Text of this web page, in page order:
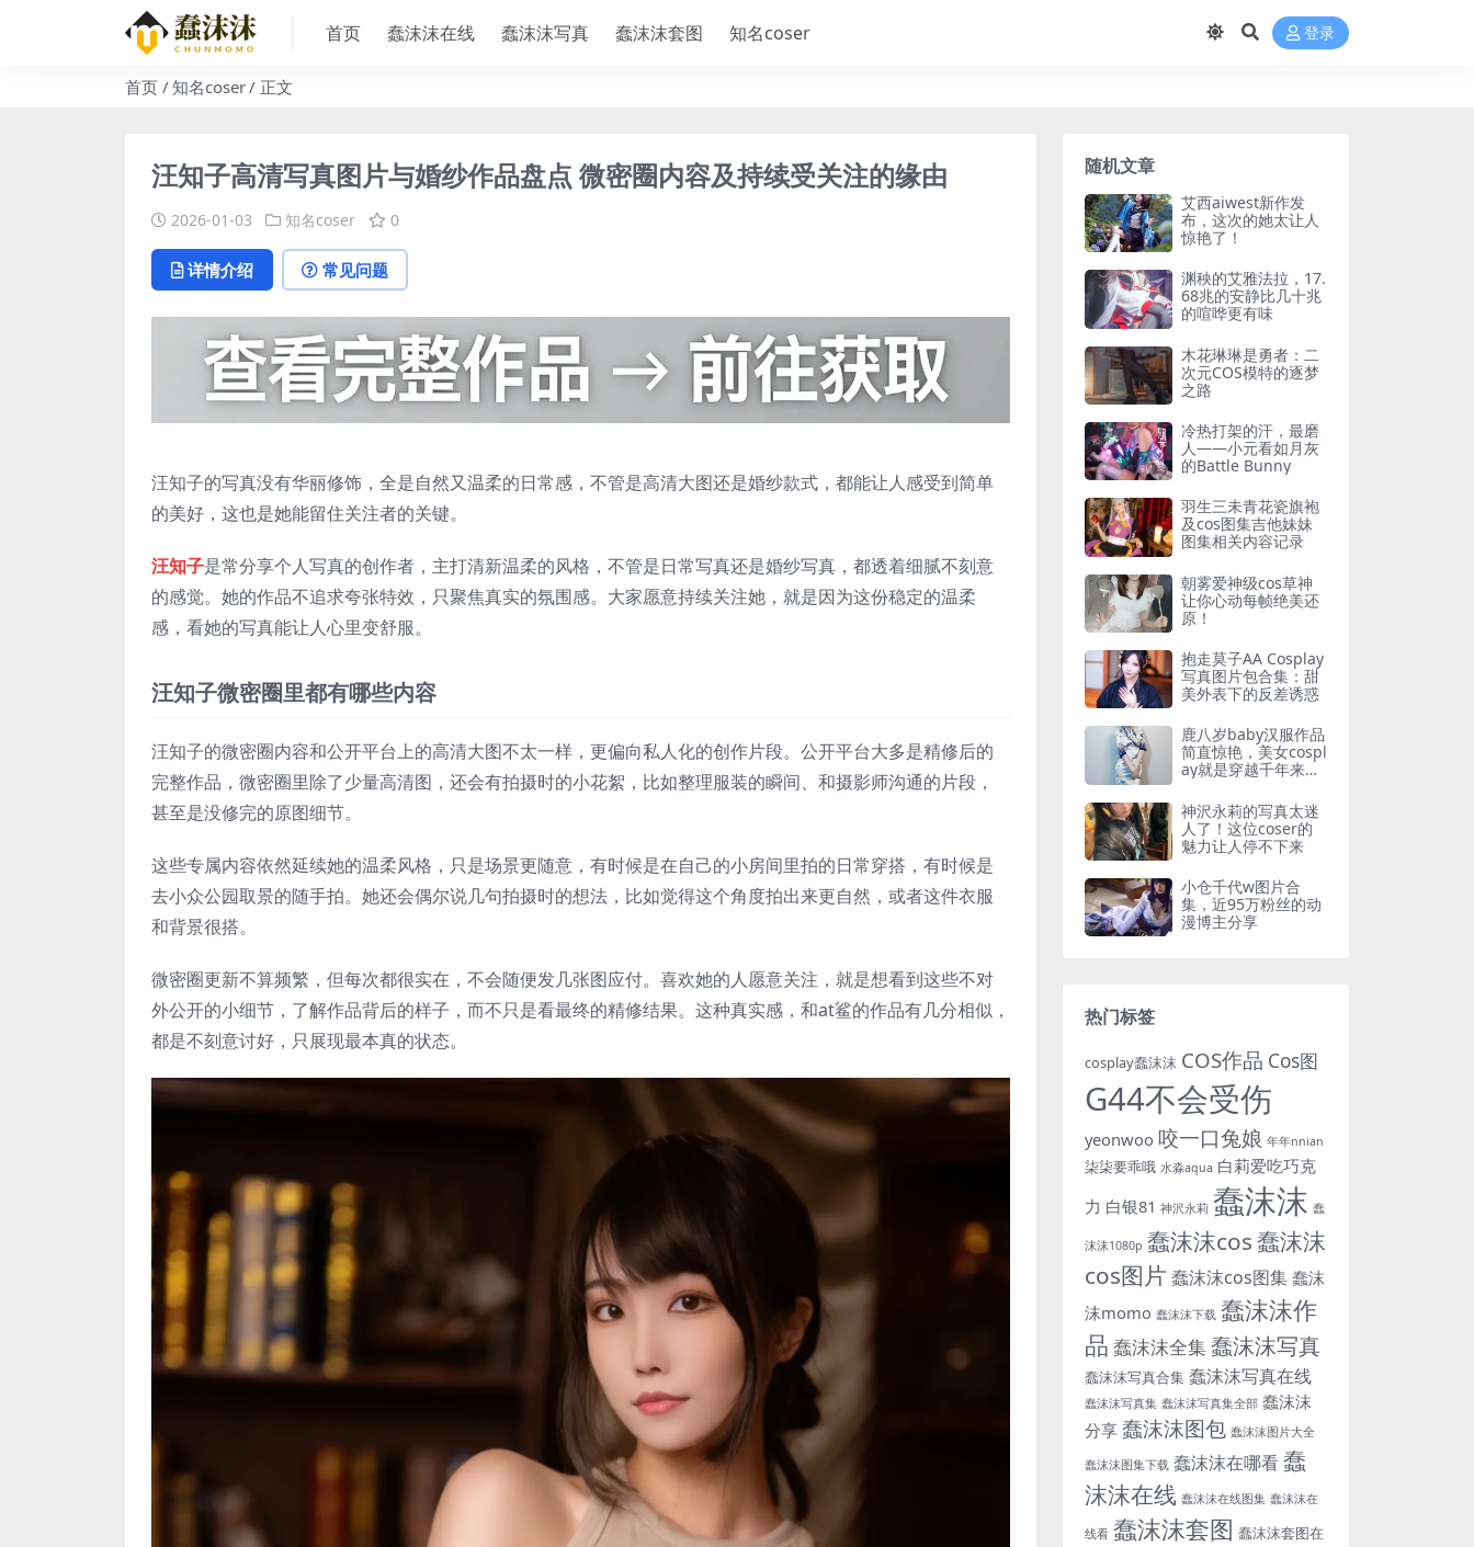
首页 蠢沫沫在线 蠢沫沫写真 蠢沫沫套图 知名coser 登录
首页 知名coser 正文
汪知子高清写真图片与婚纱作品盘点 微密圈内容及持续受关注的缘由
2026-01-03 知名coser 0
详情介绍 常见问题
汪知子的写真没有华丽修饰，全是自然又温柔的日常感，不管是高清大图还是婚纱款式，都能让人感受到简单
的美好，这也是她能留住关注者的关键。
汪知子是常分享个人写真的创作者，主打清新温柔的风格，不管是日常写真还是婚纱写真，都透着细腻不刻意
的感觉。她的作品不追求夸张特效，只聚焦真实的氛围感。大家愿意持续关注她，就是因为这份稳定的温柔
感，看她的写真能让人心里变舒服。
汪知子微密圈里都有哪些内容
汪知子的微密圈内容和公开平台上的高清大图不太一样，更偏向私人化的创作片段。公开平台大多是精修后的
完整作品，微密圈里除了少量高清图，还会有拍摄时的小花絮，比如整理服装的瞬间、和摄影师沟通的片段，
甚至是没修完的原图细节。
这些专属内容依然延续她的温柔风格，只是场景更随意，有时候是在自己的小房间里拍的日常穿搭，有时候是
去小众公园取景的随手拍。她还会偶尔说几句拍摄时的想法，比如觉得这个角度拍出来更自然，或者这件衣服
和背景很搭。
微密圈更新不算频繁，但每次都很实在，不会随便发几张图应付。喜欢她的人愿意关注，就是想看到这些不对
外公开的小细节，了解作品背后的样子，而不只是看最终的精修结果。这种真实感，和at鲨的作品有几分相似，
都是不刻意讨好，只展现最本真的状态。
随机文章
艾西aiwest新作发
布，这次的她太让人
惊艳了！
渊秧的艾雅法拉，17.
68兆的安静比几十兆
的喧哗更有味
木花琳琳是勇者：二
次元COS模特的逐梦
之路
冷热打架的汗，最磨
人——小元看如月灰
的Battle Bunny
羽生三未青花瓷旗袍
及cos图集吉他妹妹
图集相关内容记录
朝雾爱神级cos草神
让你心动每帧绝美还
原！
抱走莫子AA Cosplay
写真图片包合集：甜
美外表下的反差诱惑
鹿八岁baby汉服作品
简直惊艳，美女cospl
ay就是穿越千年来的
神沢永莉的写真太迷
人了！这位coser的
魅力让人停不下来
小仓千代w图片合
集，近95万粉丝的动
漫博主分享
热门标签
cosplay蠢沫沫 COS作品 Cos图
G44不会受伤
yeonwoo 咬一口兔娘 年年nnian
柒柒要乖哦 水淼aqua 白莉爱吃巧克
力 白银81 神沢永莉 蠢沫沫 蠢
沫沫1080p 蠢沫沫cos蠢沫沫
cos图片 蠢沫沫cos图集 蠢沫
沫momo 蠢沫沫下载 蠢沫沫作
品 蠢沫沫全集蠢沫沫写真
蠢沫沫写真合集 蠢沫沫写真在线
蠢沫沫写真集 蠢沫沫写真集全部 蠢沫沫
分享 蠢沫沫图包 蠢沫沫图片大全
蠢沫沫图集下载 蠢沫沫在哪看蠢
沫沫在线 蠢沫沫在线图集 蠢沫沫在
线看 蠢沫沫套图 蠢沫沫套图在